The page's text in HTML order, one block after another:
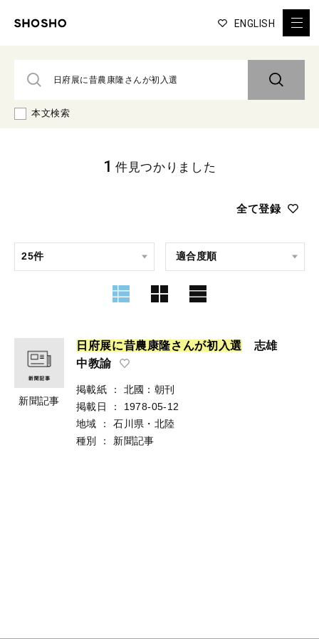
ENGLISH
本文検索
全て登録
1 件見つかりました
新聞記事
日 府展に昔農 康隆さ んが初 入選
志雄
中教諭
掲載紙 ：
北國：朝刊
掲載日
：
1978-05-12
地域
：
石川県・北陸
種別
： 新聞記事